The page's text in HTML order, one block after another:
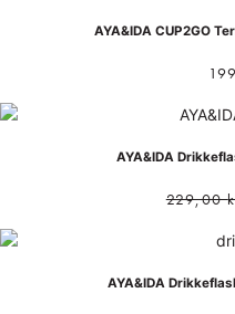
AYA&IDA CUP2GO
AYA&IDA
229,00
AYA&IDA